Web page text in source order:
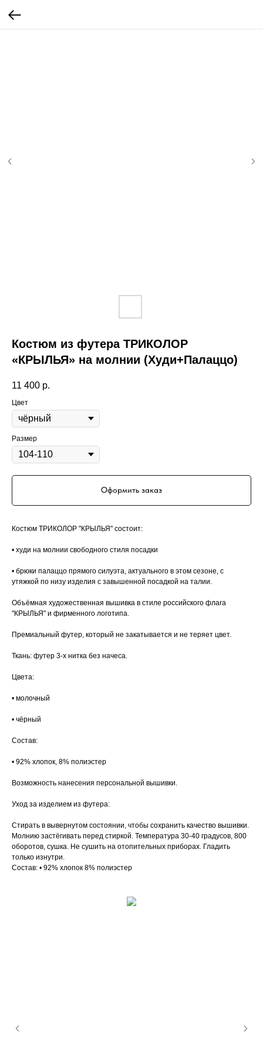
Костюм из футера ТРИКОЛОР
«КРЫЛЬЯ» на молнии (Худи+Палаццо)
11 400 р.
Цвет
Размер
Оформить заказ
Костюм ТРИКОЛОР "КРЫЛЬЯ" состоит:
• худи на молнии свободного стиля посадки
• брюки палаццо прямого силуэта, актуального в этом сезоне, с
утяжкой по низу изделия с завышенной посадкой на талии.
Объёмная художественная вышивка в стиле российского флага
"КРЫЛЬЯ" и фирменного логотипа.
Премиальный футер, который не закатывается и не теряет цвет.
Ткань: футер 3-х нитка без начеса.
Цвета:
• молочный
• чёрный
Состав:
• 92% хлопок, 8% полиэстер
Возможность нанесения персональной вышивки.
Уход за изделием из футера:
Стирать в вывернутом состоянии, чтобы сохранить качество вышивки.
Молнию застёгивать перед стиркой. Температура 30-40 градусов, 800
оборотов, сушка. Не сушить на отопительных приборах. Гладить
только изнутри.
Состав: • 92% хлопок 8% полиэстер